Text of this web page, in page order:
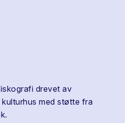
drevet av
med støtte fra